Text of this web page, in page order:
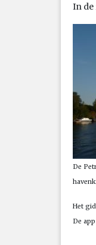
In de
De
Het
De